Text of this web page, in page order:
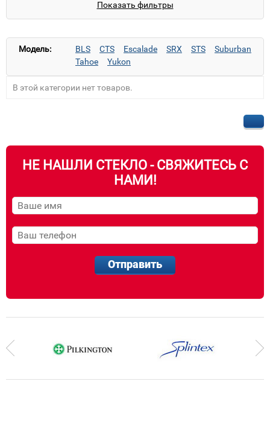
Показать фильтры
Модель: BLS CTS Escalade SRX STS
Suburban
Tahoe
Yukon
В этой категории нет товаров.
НЕ НАШЛИ СТЕКЛО - СВЯЖИТЕСЬ С
НАМИ!
Отправить